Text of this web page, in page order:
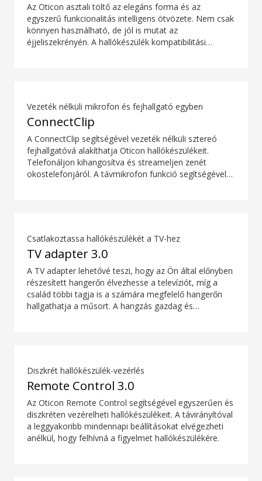
vezetéknélküli kiegészítők használatától függ.
Az Oticon asztali töltő az elegáns forma és az
egyszerű funkcionalitás intelligens ötvözete. Nem csak
könnyen használható, de jól is mutat az
éjjeliszekrényén. A hallókészülék kompatibilitási
Vezeték nélküli mikrofon és fejhallgató egyben
ConnectClip
A ConnectClip segítségével vezeték nélküli sztereó
fejhallgatóvá alakíthatja Oticon hallókészülékeit.
Telefonáljon kihangosítva és streameljen zenét
okostelefonjáról. A távmikrofon funkció segítségével
Csatlakoztassa hallókészülékét a TV-hez
TV adapter 3.0
A TV adapter lehetővé teszi, hogy az Ön által előnyben
részesített hangerőn élvezhesse a televíziót, míg a
család többi tagja is a számára megfelelő hangerőn
hallgathatja a műsort. A hangzás gazdag és
Diszkrét hallókészülék-vezérlés
Remote Control 3.0
Az Oticon Remote Control segítségével egyszerűen és
diszkréten vezérelheti hallókészülékeit. A távirányítóval
a leggyakoribb mindennapi beállításokat elvégezheti
anélkül, hogy felhívná a figyelmet hallókészülékére.